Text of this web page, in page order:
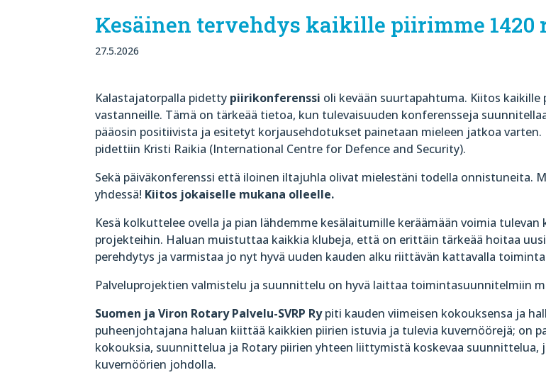
Kesäinen tervehdys kaikille piirimme 1420
27.5.2026
Kalastajatorpalla pidetty piirikonferenssi oli kevään suurtapahtuma. Kiitos kaikille
vastanneille. Tämä on tärkeää tietoa, kun tulevaisuuden konferensseja
pääosin positiivista ja esitetyt korjausehdotukset painetaan mieleen jatkoa varten.
pidettiin Kristi Raikia (International Centre for Defence and Security).
Sekä päiväkonferenssi että iloinen iltajuhla olivat mielestäni todella onnistuneita.
yhdessä! Kiitos jokaiselle mukana olleelle.
Kesä kolkuttelee ovella ja pian lähdemme kesälaitumille keräämään voimia tulevan
projekteihin. Haluan muistuttaa kaikkia klubeja, että on erittäin tärkeää hoitaa
perehdytys ja varmistaa jo nyt hyvä uuden kauden alku riittävän kattavalla
Palveluprojektien valmistelu ja suunnittelu on hyvä laittaa toimintasuunnitelmiin
Suomen ja Viron Rotary Palvelu-SVRP Rypiti kauden viimeisen kokouksensa ja
puheenjohtajana haluan kiittää kaikkien piirien istuvia ja tulevia kuvernöörejä; on
kokouksia, suunnittelua ja Rotary piirien yhteen liittymistä koskevaa suunnittelua,
kuvernöörien johdolla.